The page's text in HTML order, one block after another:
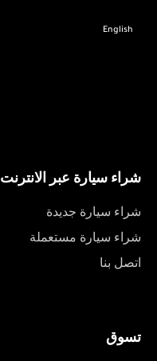
English
شراء سيارة عبر الانترنت
شراء سيارة جديدة
شراء سيارة مستعملة
اتصل بنا
تسوق